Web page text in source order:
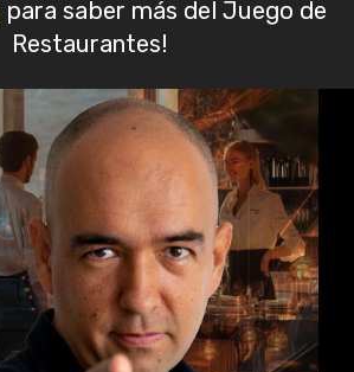
para saber más del Juego de
Restaurantes!